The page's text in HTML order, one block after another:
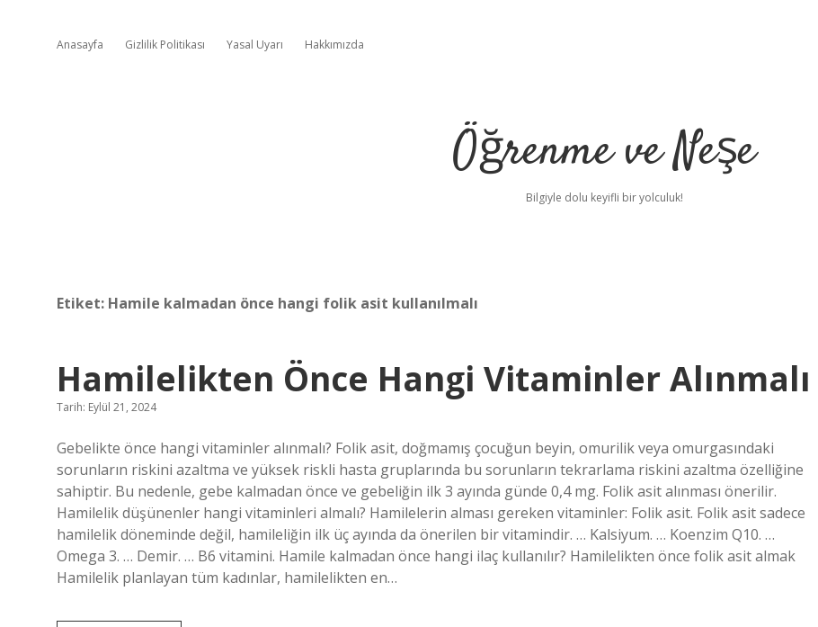
Anasayfa Gizlilik Politikası Yasal Uyarı Hakkımızda
Öğrenme ve Neşe
Bilgiyle dolu keyifli bir yolculuk!
Etiket: Hamile kalmadan önce hangi folik asit kullanılmalı
Hamilelikten Önce Hangi Vitaminler Alınmalı
Tarih: Eylül 21, 2024
Gebelikte önce hangi vitaminler alınmalı? Folik asit, doğmamış çocuğun beyin, omurilik veya omurgasındaki
sorunların riskini azaltma ve yüksek riskli hasta gruplarında bu sorunların tekrarlama riskini azaltma özelliğine
sahiptir. Bu nedenle, gebe kalmadan önce ve gebeliğin ilk 3 ayında günde 0,4 mg. Folik asit alınması önerilir.
Hamilelik düşünenler hangi vitaminleri almalı? Hamilelerin alması gereken vitaminler: Folik asit. Folik asit sadece
hamilelik döneminde değil, hamileliğin ilk üç ayında da önerilen bir vitamindir. … Kalsiyum. … Koenzim Q10. …
Omega 3. … Demir. … B6 vitamini. Hamile kalmadan önce hangi ilaç kullanılır? Hamilelikten önce folik asit almak
Hamilelik planlayan tüm kadınlar, hamilelikten en…